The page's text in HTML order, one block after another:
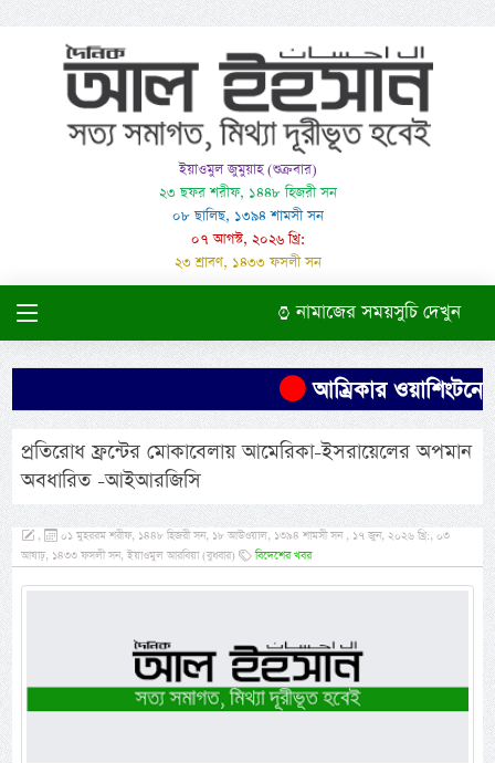
ইয়াওমুল জুমুয়াহ (শুক্রবার)
২৩ ছফর শরীফ, ১৪৪৮ হিজরী সন
০৮ ছালিছ, ১৩৯৪ শামসী সন
০৭ আগস্ট, ২০২৬ খ্রি:
২৩ শ্রাবণ, ১৪৩৩ ফসলী সন
নামাজের সময়সুচি দেখুন
আম্রিকার ওয়াশিংটনে
প্রতিরোধ ফ্রন্টের মোকাবেলায় আমেরিকা-ইসরায়েলের অপমান
অবধারিত -আইআরজিসি
,
০১ মুহররম শরীফ, ১৪৪৮ হিজরী সন, ১৮ আউওয়াল, ১৩৯৪ শামসী সন , ১৭ জুন, ২০২৬ খ্রি:, ০৩
আষাঢ়, ১৪৩৩ ফসলী সন, ইয়াওমুল আরবিয়া (বুধবার)
বিদেশের খবর